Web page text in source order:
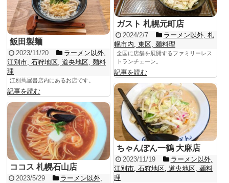
ガスト 札幌元町店
2024/2/7 ラーメン以外, 札
幌市内, 東区, 麺料理
全国に店舗を展開するファミリーレス
トランチェーン。
記事を読む
飯田製麺
2023/11/20 ラーメン以外,
江別市, 石狩地区, 道央地区, 麺料
理
江別蔦屋書店内にあるお店です。
記事を読む
ちゃんぽん一鶴 大麻店
2023/11/19 ラーメン以外,
江別市, 石狩地区, 道央地区, 麺料
理
ココス 札幌石山店
2023/5/29 ラーメン以外,